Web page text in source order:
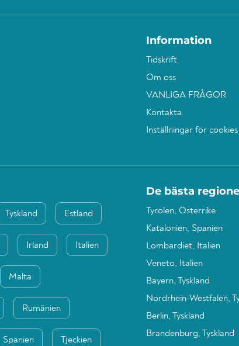
Information
Tidskrift
Om oss
VANLIGA FRÅGOR
Kontakta
Inställningar för cookies
Tyskland Estland
Irland Italien
Malta
Rumänien
Spanien Tjeckien
De bästa
Tyrolen, Österrike
Katalonien, Spanien
Lombardiet, Italien
Veneto, Italien
Bayern, Tyskland
Nordrhein-Westfalen,
Berlin, Tyskland
Brandenburg, Tyskland